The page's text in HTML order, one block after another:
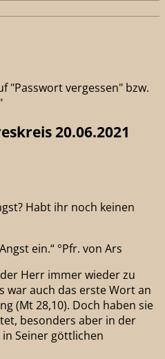
"Passwort vergessen" bzw.
20.06.2021
Habt ihr noch keinen
ein.“ °Pfr. von Ars
Herr immer wieder zu
war auch das erste Wort an
(Mt 28,10). Doch haben sie
besonders aber in der
Seiner göttlichen